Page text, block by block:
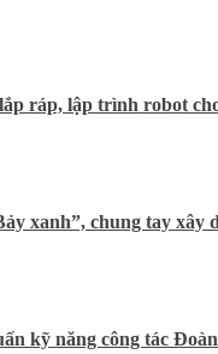
ráp, lập trình robot
xanh”, chung tay xây
kỹ năng công tác